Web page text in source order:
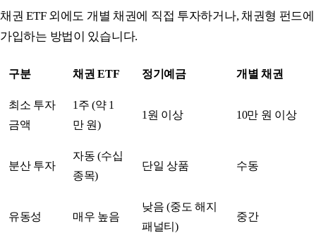
채권 ETF 외에도 개별 채권에 직접 투자하거나, 채권형 펀드에
가입하는 방법이 있습니다.
구분 채권 ETF 정기예금 개별 채권
최소 투자
금액
1주 (약 1
만 원)
1원 이상 10만 원 이상
분산 투자
자동 (수십
종목)
단일 상품 수동
유동성 매우 높음
낮음 (중도 해지
패널티)
중간